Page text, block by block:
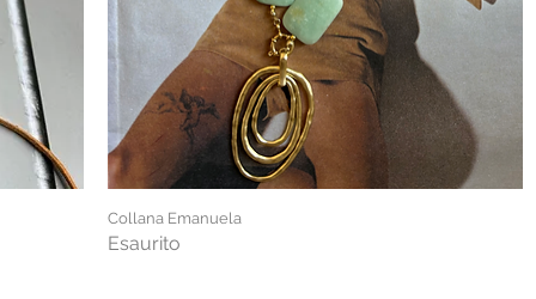
Collana Emanuela
Esaurito